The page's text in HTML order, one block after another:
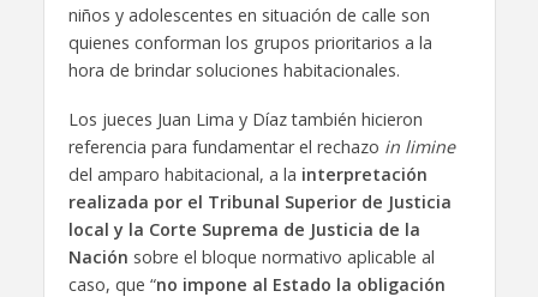
niños y adolescentes en situación de calle son
quienes conforman los grupos prioritarios a la
hora de brindar soluciones habitacionales.
Los jueces Juan Lima y Díaz también hicieron
referencia para fundamentar el rechazo in limine
del amparo habitacional, a la interpretación
realizada por el Tribunal Superior de Justicia
local y la Corte Suprema de Justicia de la
Nación sobre el bloque normativo aplicable al
caso, que “no impone al Estado la obligación